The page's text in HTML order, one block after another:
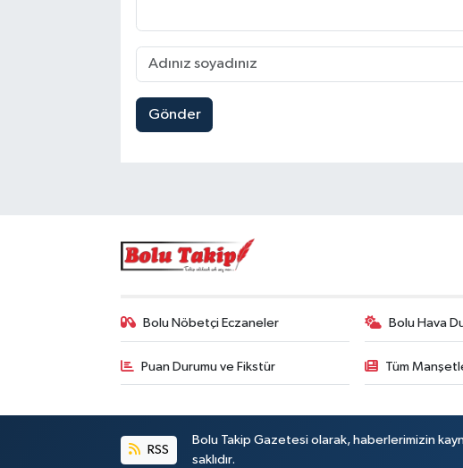
Gönder
Bolu Nöbetçi Eczaneler Bolu Hava
Puan Durumu ve Fikstür Tüm
RSS
Bolu Takip Gazetesi olarak, haberlerimizin
saklıdır.